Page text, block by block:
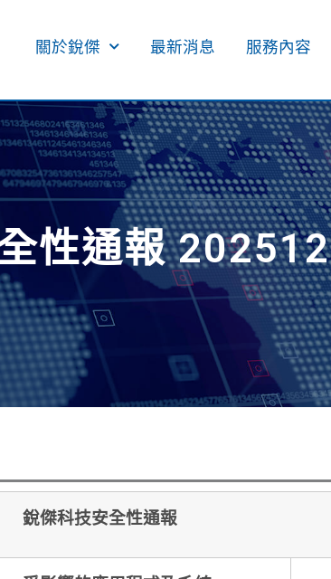
關於銳傑 最新消息 服務內容​
性通報 202512
銳傑科技安全性通報